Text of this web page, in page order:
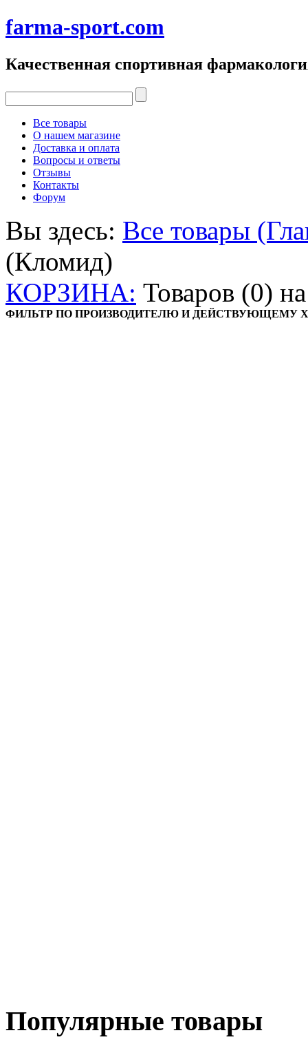
farma-sport.com
Качественная спортивная
Все товары
О нашем магазине
Доставка и оплата
Вопросы и ответы
Отзывы
Контакты
Форум
Вы здесь: Все товары
(Кломид)
КОРЗИНА: Товаров (0)
ФИЛЬТР ПО ПРОИЗВОДИТЕЛЮ И ДЕЙСТВУЮЩЕМУ
Популярные товары